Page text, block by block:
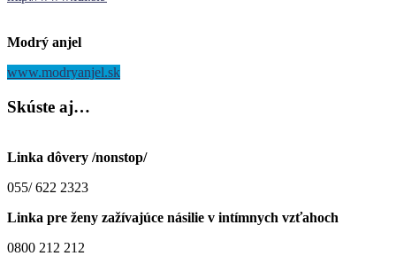
Modrý anjel
www.modryanjel.sk
Skúste aj…
Linka dôvery /nonstop/
055/ 622 2323
Linka pre ženy zažívajúce násilie v intímnych vzťahoch
0800 212 212